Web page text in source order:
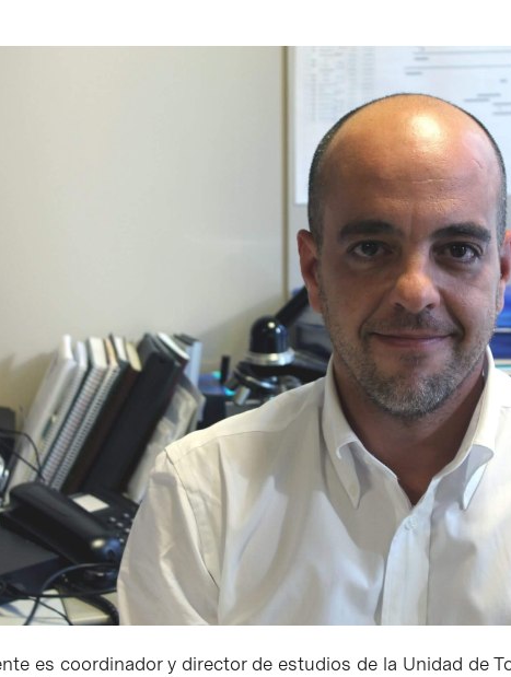
es coordinador y director de estudios de la Unidad de